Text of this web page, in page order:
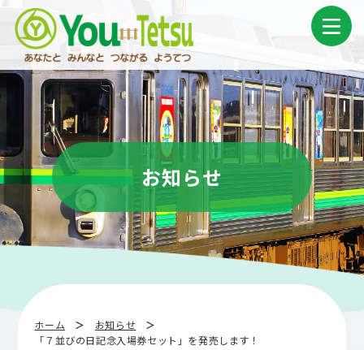
キ
ッ
プ
に
移
動
お知らせ
ホーム
お知らせ
「７並びの日記念入場券セット」を発売します！